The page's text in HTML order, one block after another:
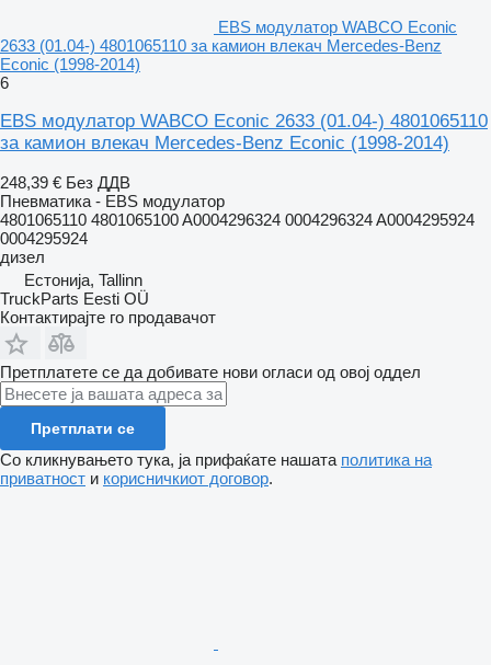
EBS модулатор WABCO Econic
2633 (01.04-) 4801065110 за камион влекач Mercedes-Benz
Econic (1998-2014)
6
EBS модулатор WABCO Econic 2633 (01.04-) 4801065110
за камион влекач Mercedes-Benz Econic (1998-2014)
248,39 € Без ДДВ
Пневматика - EBS модулатор
4801065110 4801065100 A0004296324 0004296324 A0004295924
0004295924
дизел
Естонија, Tallinn
TruckParts Eesti OÜ
Контактирајте го продавачот
Претплатете се да добивате нови огласи од овој оддел
Претплати се
Со кликнувањето тука, ја прифаќате нашата политика на
приватност и корисничкиот договор.